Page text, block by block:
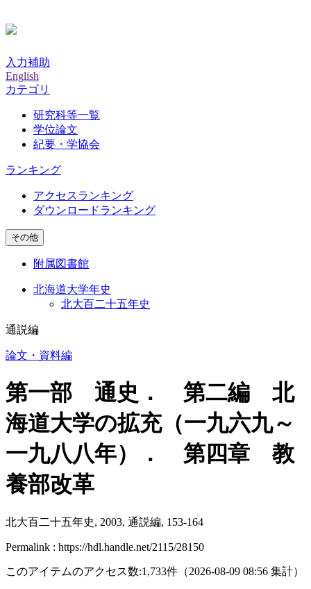
入力補助
English
カテゴリ
研究科等一覧
学位論文
紀要・学協会
ランキング
アクセスランキング
ダウンロードランキング
その他
附属図書館
北海道大学年史
北大百二十五年史
通説編
論文・資料編
第一部 通史． 第二編 北
海道大学の拡充（一九六九～
一九八八年）． 第四章 教
養部改革
北大百二十五年史, 2003, 通説編, 153-164
Permalink : https://hdl.handle.net/2115/28150
このアイテムのアクセス数:1,733件 （2026-08-09 08:56 集計）